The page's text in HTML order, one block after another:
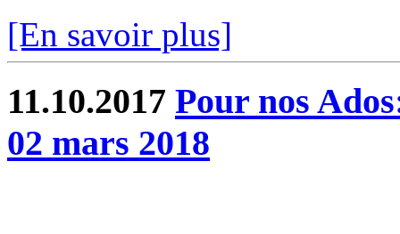
[En savoir plus]
11.10.2017 Pour nos
02 mars 2018